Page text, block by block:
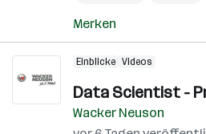
Merken
Einblicke Videos
Data Scientist -
Wacker Neuson